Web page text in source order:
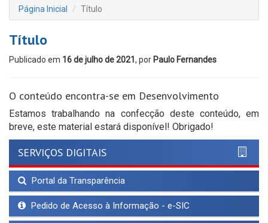
Página Inicial Título
Título
Publicado em 16 de julho de 2021 , por Paulo Fernandes
O conteúdo encontra-se em Desenvolvimento
Estamos trabalhando na confecção deste conteúdo, em
breve, este material estará disponível! Obrigado!
SERVIÇOS DIGITAIS
Portal da Transparência
Pedido de Acesso à Informação - e-SIC